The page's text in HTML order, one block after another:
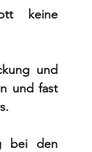
keine
und
und fast
bei den